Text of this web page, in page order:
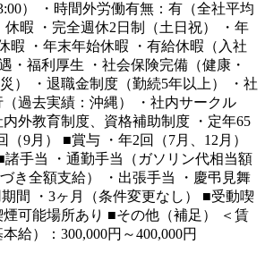
） ・時間外労働有無：有（全社平均
休暇 ・完全週休2日制（土日祝） ・年
暇 ・年末年始休暇 ・有給休暇（入社
・福利厚生 ・社会保険完備（健康・
） ・退職金制度（勤続5年以上） ・社
過去実績：沖縄） ・社内サークル
内外教育制度、資格補助制度 ・定年65
（9月） ■賞与 ・年2回（7月、12月）
手当 ・通勤手当（ガソリン代相当額
き全額支給） ・出張手当 ・慶弔見舞
間 ・3ヶ月（条件変更なし） ■受動喫
可能場所あり ■その他（補足） ＜賃
給）：300,000円～400,000円